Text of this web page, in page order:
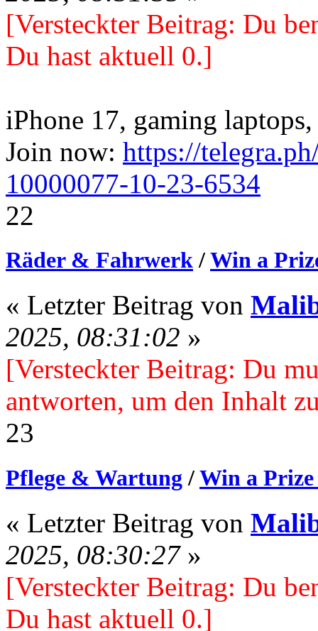
[Versteckter Beitrag: Du
Du hast aktuell 0.]
iPhone 17, gaming
Join now: https://
10000077-10-23-6534
22
Räder & Fahrwerk/Win a
« Letzter Beitrag von
2025, 08:31:02 »
[Versteckter Beitrag: Du
antworten, um den Inhalt
23
Pflege & Wartung /Win a
« Letzter Beitrag von
2025, 08:30:27»
[Versteckter Beitrag: Du
Du hast aktuell 0.]